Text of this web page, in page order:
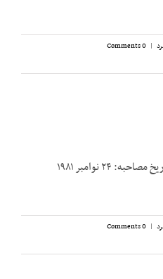
|
0 Comments
روایت‌کننده: تیمسار فریدون جم تاریخ مصاحبه: ۲۴ نوامبر ۱۹۸۱
|
0 Comments